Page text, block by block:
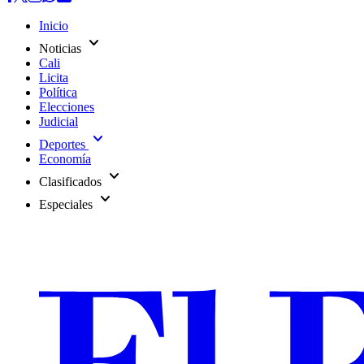
Inicio
Noticias expand_more
Cali
Licita
Política
Elecciones
Judicial
Deportes expand_more
Economía
Clasificados expand_more
Especiales expand_more